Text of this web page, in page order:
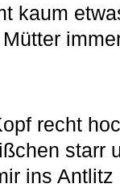
kaum
recht
starr
ins Antlitz